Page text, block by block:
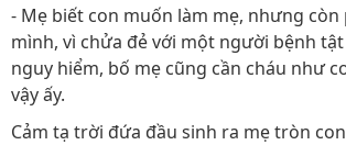
- Mẹ biết con muốn làm mẹ, nhưng
mình, vì chửa đẻ với một người bệnh
nguy hiểm, bố mẹ cũng cần cháu như
vậy ấy.
Cảm tạ trời đứa đầu sinh ra mẹ tròn